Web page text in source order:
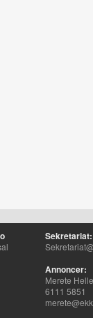
Sekretariat:
Annoncer:
Merete
6111 5851